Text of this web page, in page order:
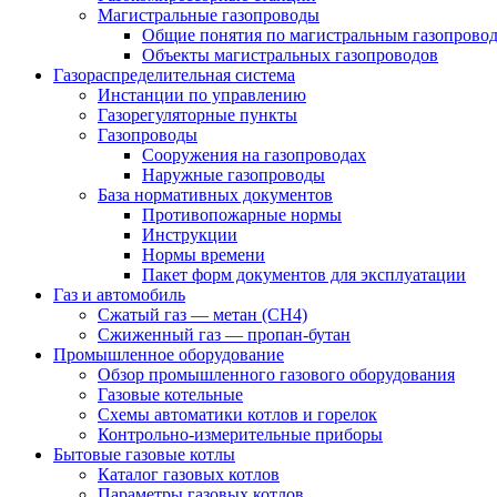
Магистральные газопроводы
Общие понятия по магистральным
Объекты магистральных газопроводов
Газораспределительная система
Инстанции по управлению
Газорегуляторные пункты
Газопроводы
Сооружения на газопроводах
Наружные газопроводы
База нормативных документов
Противопожарные нормы
Инструкции
Нормы времени
Пакет форм документов для эксплуатации
Газ и автомобиль
Сжатый газ — метан (CH4)
Сжиженный газ — пропан-бутан
Промышленное оборудование
Обзор промышленного газового оборудования
Газовые котельные
Схемы автоматики котлов и горелок
Контрольно-измерительные приборы
Бытовые газовые котлы
Каталог газовых котлов